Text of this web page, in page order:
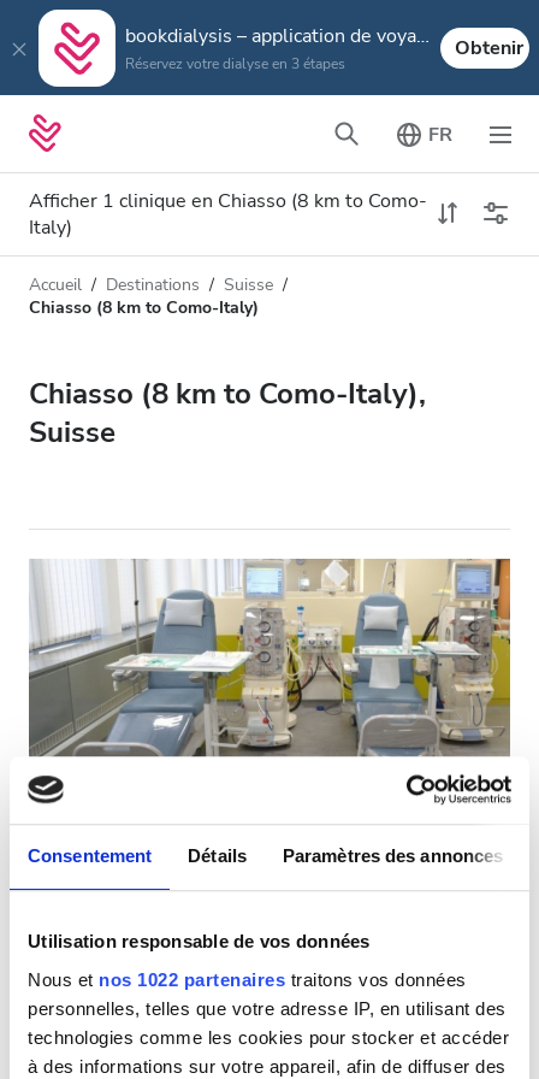
Consentement Détails Paramètres des annonces
Utilisation responsable de vos données
Nous et nos 1022 partenaires traitons vos données
personnelles, telles que votre adresse IP, en utilisant des
technologies comme les cookies pour stocker et accéder
à des informations sur votre appareil, afin de diffuser des
bookdialysis – application de voyage
Réservez votre dialyse en 3 étapes
Obtenir
FR
Afficher 1 clinique en Chiasso (8 km to Como-
Italy)
Type de dialyse
Dialyse HD
Accepte
Patients porteurs du VIH
Patients porteurs de l’hépatite B
Patients porteurs de l’hépatite C
CEAM
Rafraîchissements
Wi-Fi gratuit
Écrans TV
Distance
Appréciation
Prix
Accueil Destinations
Suisse
Chiasso (8 km to Como-Italy)
Chiasso (8 km to Como-Italy),
Suisse
MedQualitas Clinic
Chiasso (8 km to Como-Italy), Suisse
9,9
Par traitement
Dialyse HD 530 €
Réserver